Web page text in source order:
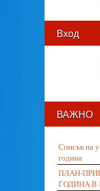
Вход
ВАЖНО
Списък на
година
ПЛАН-
ГОДИНА В